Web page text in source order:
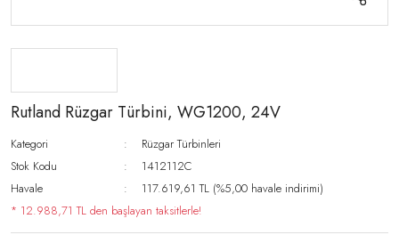
Rutland Rüzgar Türbini, WG1200, 24V
Kategori
Rüzgar Türbinleri
Stok Kodu
1412112C
Havale
117.619,61 TL (%5,00 havale indirimi)
* 12.988,71 TL den başlayan taksitlerle!